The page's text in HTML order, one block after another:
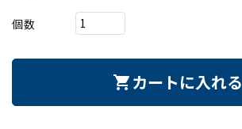
個数
shopping_cart カートに入れる